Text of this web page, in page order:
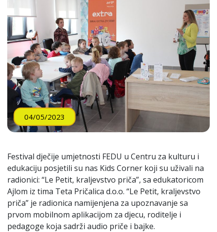
04/05/2023
Festival dječije umjetnosti FEDU u Centru za kulturu i
edukaciju posjetili su nas Kids Corner koji su uživali na
radionici: “Le Petit, kraljevstvo priča”, sa edukatoricom
Ajlom iz tima Teta Pričalica d.o.o. “Le Petit, kraljevstvo
priča” je radionica namijenjena za upoznavanje sa
prvom mobilnom aplikacijom za djecu, roditelje i
pedagoge koja sadrži audio priče i bajke.